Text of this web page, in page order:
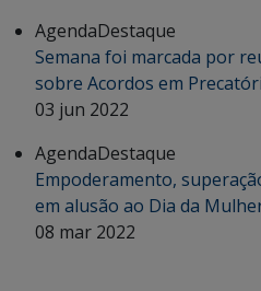
AgendaDestaque
Semana foi marcada por
sobre Acordos em
03 jun 2022
AgendaDestaque
Empoderamento,
em alusão ao Dia da
08 mar 2022